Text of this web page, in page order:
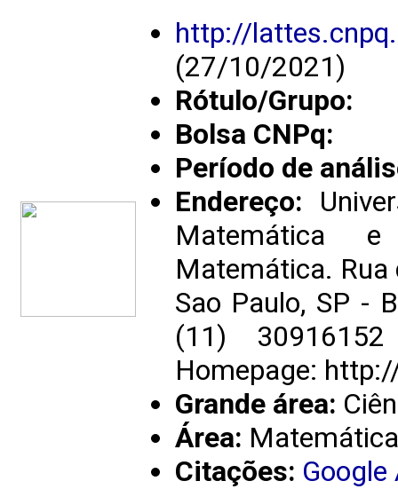
http://
(27/10/2021)
Rótulo/Grupo:
Bolsa CNPq:
Período de
Endereço:
Matemática
Matemática.
Sao Paulo, SP -
(11)
Homepage:
Grande área:
Área: Matemática
Citações: